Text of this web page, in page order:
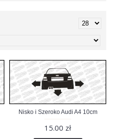
Nisko i Szeroko Audi A4 10cm
15.00 zł